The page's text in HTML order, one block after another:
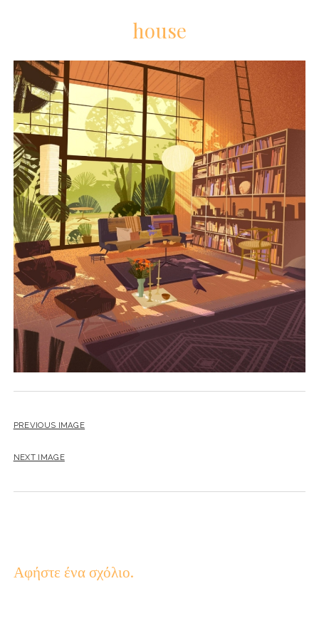
house
PREVIOUS IMAGE
NEXT IMAGE
Αφήστε ένα σχόλιο.